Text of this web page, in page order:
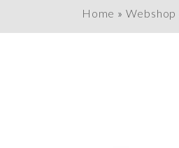
Home » Webshop